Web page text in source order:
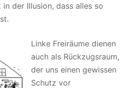
der Illusion, dass alles so
Linke Freiräume dienen
auch als Rückzugsraum,
der uns einen gewissen
Schutz vor